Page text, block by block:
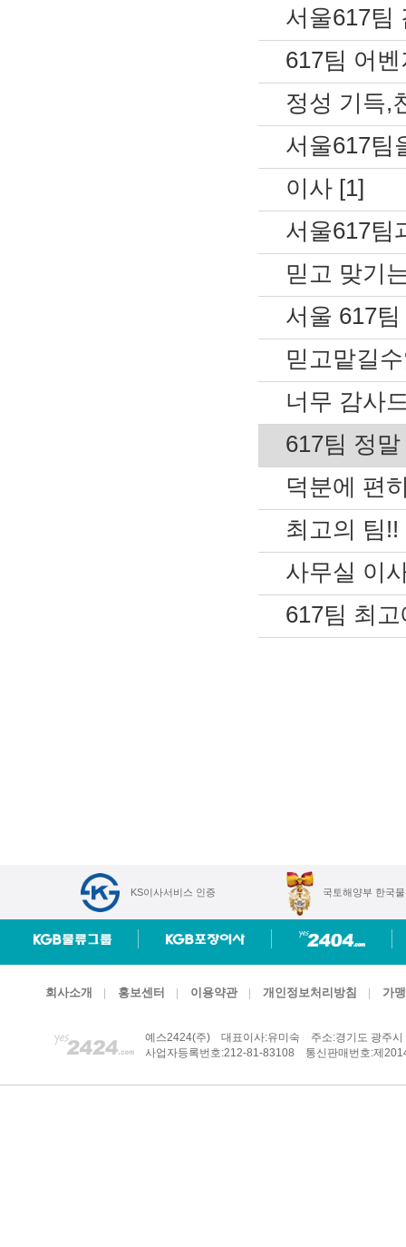
서울617팀
617팀 어
정성 기득,
서울617팀
이사 [1]
서울617팀
믿고 맞기
서울 617
믿고맡길
너무 감사
617팀 정
덕분에 편
최고의 팀!!
사무실 이
617팀 최고
KS이사서비스 인증 국토해양부 한국
회사소개 홍보센터 이용약관 개인정보처리방침 가
예스2424(주) 대표이사:유미숙
주소:경기도 광주
사업자등록번호:212-81-83108
통신판매번호:제